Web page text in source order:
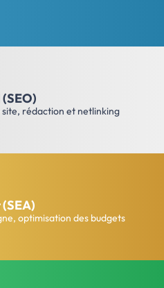
rédaction et netlinking
optimisation des budgets